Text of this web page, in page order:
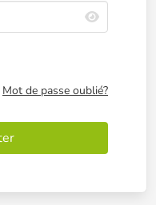
Mot de passe oublié?